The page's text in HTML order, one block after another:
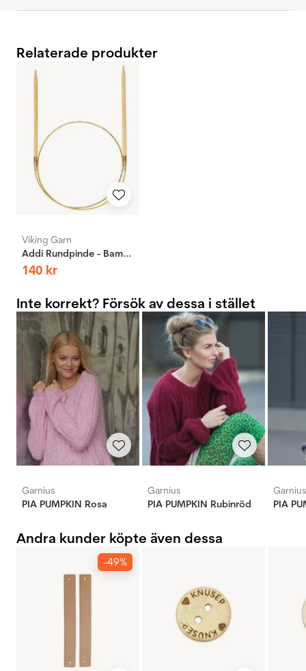
Relaterade produkter
Viking Garn
Addi Rundpinde - Bambus - 40cm - 3mm
140 kr
Inte korrekt? Försök av dessa i stället
Garnius
PIA PUMPKIN Rosa
Garnius
PIA PUMPKIN Rubinröd
Garnius
PIA
Andra kunder köpte även dessa
-49%